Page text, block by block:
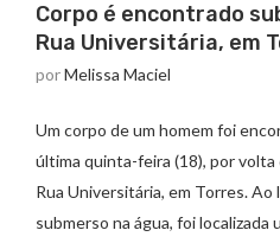
Corpo é encontrado
Rua Universitária, em
porMelissa Maciel
Um corpo de um homem foi
última quinta-feira (18), por volta
Rua Universitária, em Torres.
submerso na água, foi localizada